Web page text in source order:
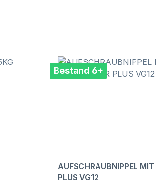
Bestand 6+
AUFSCHRAUBNIPPEL
PLUS VG12